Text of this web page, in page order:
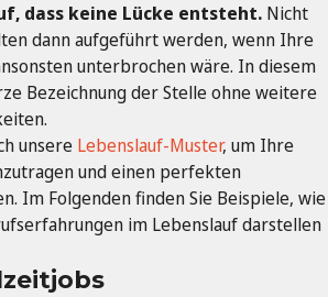
dass keine Lücke entsteht. Nicht
dann aufgeführt werden, wenn Ihre
unterbrochen wäre. In diesem
Bezeichnung der Stelle ohne weitere
unsere Lebenslauf-Muster, um Ihre
und einen perfekten
Im Folgenden finden Sie Beispiele, wie
im Lebenslauf darstellen